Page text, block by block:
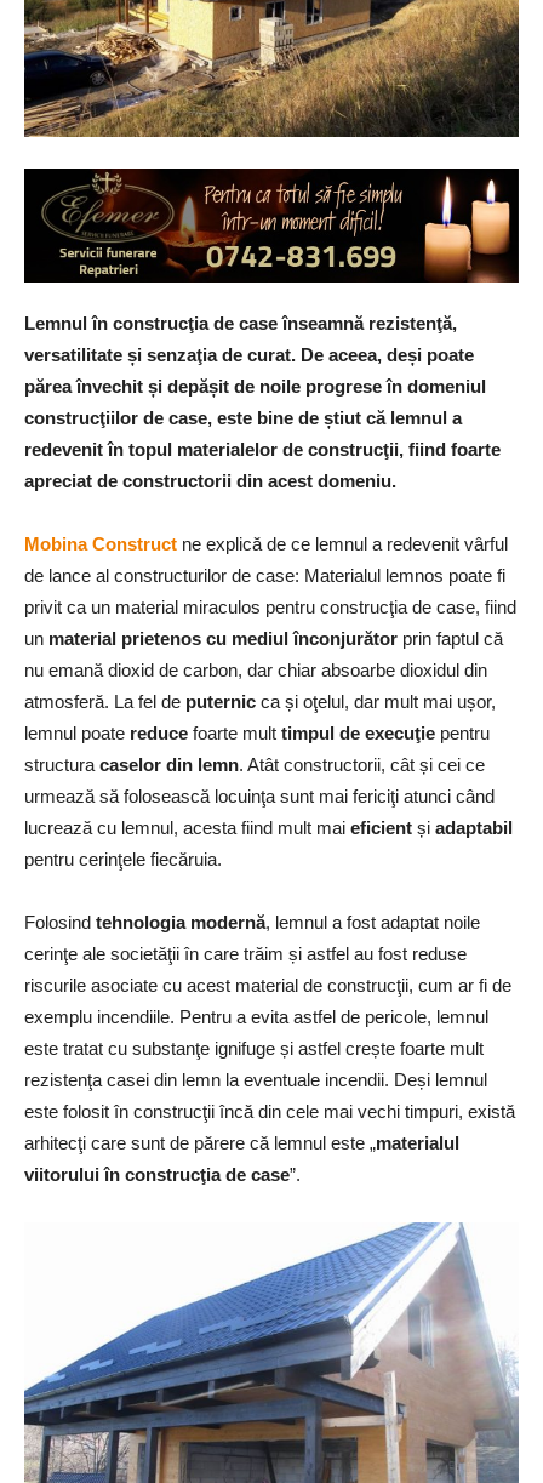
Lemnul în construcţia de case înseamnă rezistenţă,
versatilitate și senzaţia de curat. De aceea, deși poate
părea învechit și depășit de noile progrese în domeniul
construcţiilor de case, este bine de știut că lemnul a
redevenit în topul materialelor de construcţii, fiind foarte
apreciat de constructorii din acest domeniu.
Mobina Construct ne explică de ce lemnul a redevenit vârful
de lance al constructurilor de case: Materialul lemnos poate fi
privit ca un material miraculos pentru construcţia de case, fiind
un material prietenos cu mediul înconjurător prin faptul că
nu emană dioxid de carbon, dar chiar absoarbe dioxidul din
atmosferă. La fel de puternic ca și oţelul, dar mult mai ușor,
lemnul poate reduce foarte mult timpul de execuţie pentru
structura caselor din lemn. Atât constructorii, cât și cei ce
urmează să folosească locuinţa sunt mai fericiţi atunci când
lucrează cu lemnul, acesta fiind mult mai eficient și adaptabil
pentru cerinţele fiecăruia.
Folosind tehnologia modernă, lemnul a fost adaptat noile
cerinţe ale societăţii în care trăim și astfel au fost reduse
riscurile asociate cu acest material de construcţii, cum ar fi de
exemplu incendiile. Pentru a evita astfel de pericole, lemnul
este tratat cu substanţe ignifuge și astfel crește foarte mult
rezistenţa casei din lemn la eventuale incendii. Deși lemnul
este folosit în construcţii încă din cele mai vechi timpuri, există
arhitecţi care sunt de părere că lemnul este „materialul
viitorului în construcţia de case”.